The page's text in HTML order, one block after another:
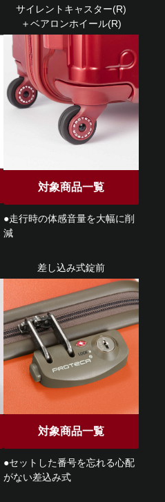
サイレントキャスター(R)
＋ベアロンホイール(R)
対象商品一覧
●走行時の体感音量を大幅に削
減
差し込み式錠前
対象商品一覧
●セットした番号を忘れる心配
がない差込み式